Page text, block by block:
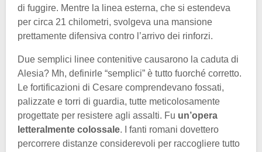
di fuggire. Mentre la linea esterna, che si estendeva
per circa 21 chilometri, svolgeva una mansione
prettamente difensiva contro l’arrivo dei rinforzi.
Due semplici linee contenitive causarono la caduta di
Alesia? Mh, definirle “semplici” è tutto fuorché corretto.
Le fortificazioni di Cesare comprendevano fossati,
palizzate e torri di guardia, tutte meticolosamente
progettate per resistere agli assalti. Fu un’opera
letteralmente colossale. I fanti romani dovettero
percorrere distanze considerevoli per raccogliere tutto